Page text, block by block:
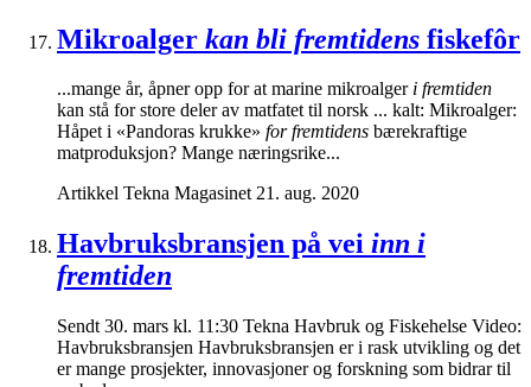
Mikroalger kan bli fremtidens fiskefôr
...mange år, åpner opp for at marine mikroalger i fremtiden
kan stå for store deler av matfatet til norsk ... kalt: Mikroalger:
Håpet i «Pandoras krukke» for fremtidens bærekraftige
matproduksjon? Mange næringsrike...
Artikkel Tekna Magasinet 21. aug. 2020
Havbruksbransjen på vei inn i
fremtiden
Sendt 30. mars kl. 11:30 Tekna Havbruk og Fiskehelse Video:
Havbruksbransjen Havbruksbransjen er i rask utvikling og det
er mange prosjekter, innovasjoner og forskning som bidrar til